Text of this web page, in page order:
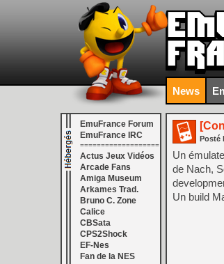
News
EmuFrance Forum
EmuFrance IRC
===================
Actus Jeux Vidéos
Arcade Fans
Amiga Museum
Arkames Trad.
Bruno C. Zone
Calice
CBSata
CPS2Shock
EF-Nes
Fan de la NES
Posté
Un
de Nach,
Un build